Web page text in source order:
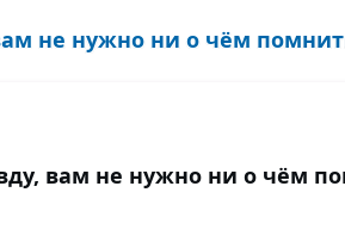
не нужно ни о чём
вам не нужно ни о чём